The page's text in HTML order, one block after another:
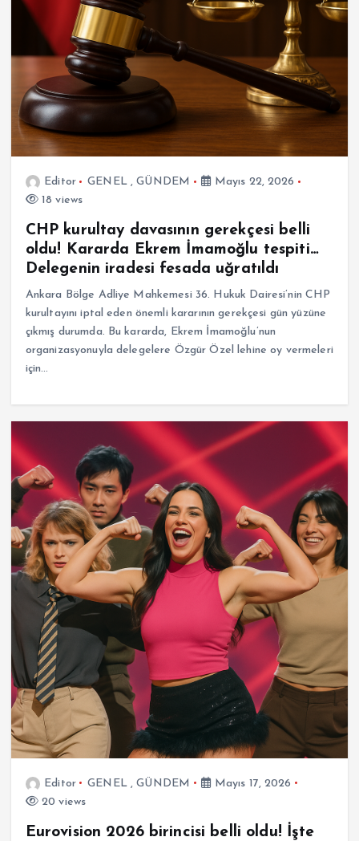
Editor GENEL,GÜNDEM
Mayıs 22, 2026
18 views
CHP kurultay davasının gerekçesi belli
oldu! Kararda Ekrem İmamoğlu tespiti…
Delegenin iradesi fesada uğratıldı
Ankara Bölge Adliye Mahkemesi 36. Hukuk Dairesi’nin CHP
kurultayını iptal eden önemli kararının gerekçesi gün yüzüne
çıkmış durumda. Bu kararda, Ekrem İmamoğlu’nun
organizasyonuyla delegelere Özgür Özel lehine oy vermeleri
için…
Editor GENEL,GÜNDEM
Mayıs 17, 2026
20 views
Eurovision 2026 birincisi belli oldu! İşte